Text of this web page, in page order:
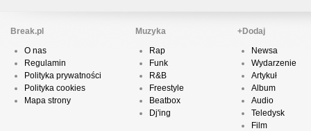
Break.pl
O nas
Regulamin
Polityka prywatności
Polityka cookies
Mapa strony
Muzyka
Rap
Funk
R&B
Freestyle
Beatbox
Dj'ing
+Dodaj
Newsa
Wydarzenie
Artykuł
Album
Audio
Teledysk
Film